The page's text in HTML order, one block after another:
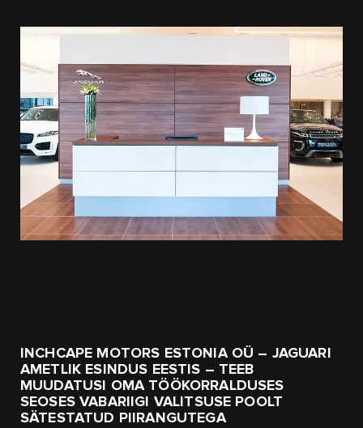
INCHCAPE MOTORS ESTONIA OÜ – JAGUARI
AMETLIK ESINDUS EESTIS – TEEB
MUUDATUSI OMA TÖÖKORRALDUSES
SEOSES VABARIIGI VALITSUSE POOLT
SÄTESTATUD PIIRANGUTEGA